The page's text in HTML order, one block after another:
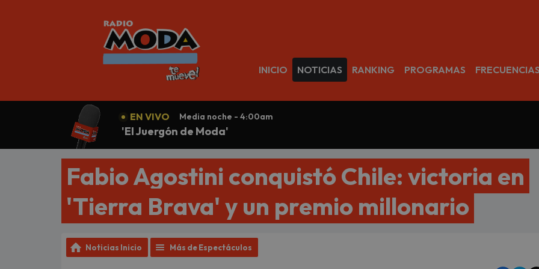
INICIO NOTICIAS RANKING PROGRAMAS FRECUENCIAS
EN VIVO Media noche - 4:00am
'El Juergón de Moda'
Fabio Agostini conquistó Chile: victoria en
'Tierra Brava' y un premio millonario
Noticias Inicio Más de Espectáculos